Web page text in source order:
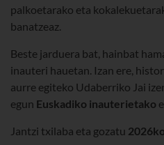
palkoetarako eta
banatzeaz.
Beste jarduera bat, hainbat
inauteri hauetan. Izan ere,
aurre egiteko Udaberriko Jai
egun Euskadiko inauterietako
Jantzi txilaba eta gozatu 2026ko